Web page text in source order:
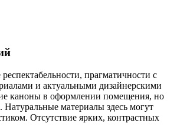
прагматичности с
и актуальными дизайнерскими
каноны в оформлении помещения, но
материалы здесь могут
Отсутствие ярких, контрастных